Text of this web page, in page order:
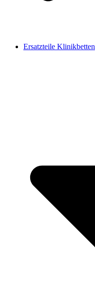
Ersatzteile Klinikbetten